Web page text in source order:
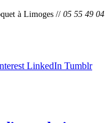
à Limoges // 05 55 49 04
LinkedIn Tumblr